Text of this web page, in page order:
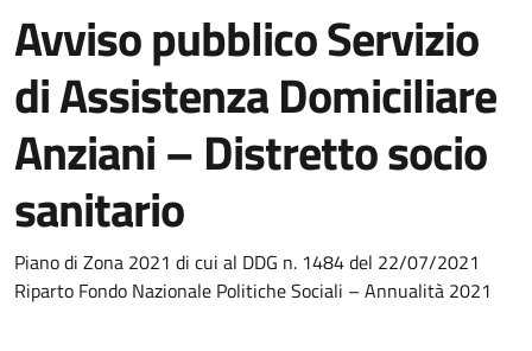
Avviso pubblico Servizio
di Assistenza Domiciliare
Anziani – Distretto socio
sanitario
Dettagli del documento
Piano di Zona 2021 di cui al DDG n. 1484 del 22/07/2021
Riparto Fondo Nazionale Politiche Sociali – Annualità 2021